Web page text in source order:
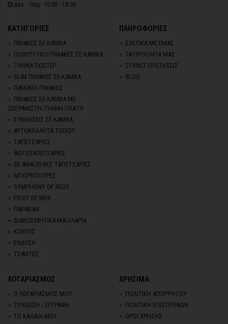
Δευ. - Παρ. 10:00 - 18:00
ΚΑΤΗΓΟΡΙΕΣ
ΠΙΝΑΚΕΣ ΣΕ ΚΑΜΒΑ
ΠΟΛΥΠΤΥΧΟΙ ΠΙΝΑΚΕΣ ΣΕ ΚΑΜΒΑ
ΞΥΛΙΝΑ ΠΟΣΤΕΡ
SLIM ΠΙΝΑΚΕΣ ΣΕ ΚΑΜΒΑ
ΠΑΙΔΙΚΟΙ ΠΙΝΑΚΕΣ
ΠΙΝΑΚΕΣ ΣΕ ΚΑΜΒΑ ΜΕ
ΖΩΓΡΑΦΙΣΤΗ ΞΥΛΙΝΗ ΠΛΑΤΗ
ΣΥΝΘΕΣΕΙΣ ΣΕ ΚΑΜΒΑ
ΑΥΤΟΚΟΛΛΗΤΑ ΤΟΙΧΟΥ
TΑΠΕΤΣΑΡΙΕΣ
ΦΩΤΟΤΑΠΕΤΣΑΡΙΕΣ
3D AΝΑΓΛΥΦΕΣ TΑΠΕΤΣΑΡΙΕΣ
ΜΠΟΡΝΤΟΥΡΕΣ
SYMPHONY OF REDS
FRUIT DE MER
ΠΑΡΑΒΑΝ
ΔΙΑΚΟΣΜΗΤΙΚΑ ΜΑΞΙΛΑΡΙΑ
ΚΟΥΠΕΣ
ΕΝΔΥΣΗ
ΤΣΑΝΤΕΣ
ΠΛΗΡΟΦΟΡΙΕΣ
ΣΧΕΤΙΚΑ ΜΕ ΕΜΑΣ
ΤΑ ΠΡΟΪΟΝΤΑ ΜΑΣ
ΣΥΧΝΕΣ ΕΡΩΤΗΣΕΙΣ
BLOG
ΛΟΓΑΡΙΑΣΜΟΣ
Ο ΛΟΓΑΡΙΑΣΜΟΣ ΜΟΥ
ΣΥΝΔΕΣΗ / ΕΓΓΡΑΦΗ
ΤΟ ΚΑΛΑΘΙ ΜΟΥ
ΧΡΗΣΙΜΑ
ΠΟΛΙΤΙΚΗ ΑΠΟΡΡΗΤΟΥ
ΠΟΛΙΤΙΚΗ ΕΠΙΣΤΡΟΦΩΝ
ΟΡΟΙ ΧΡΗΣΗΣ